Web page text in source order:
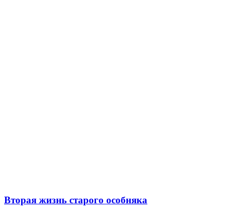
Вторая жизнь старого особняка